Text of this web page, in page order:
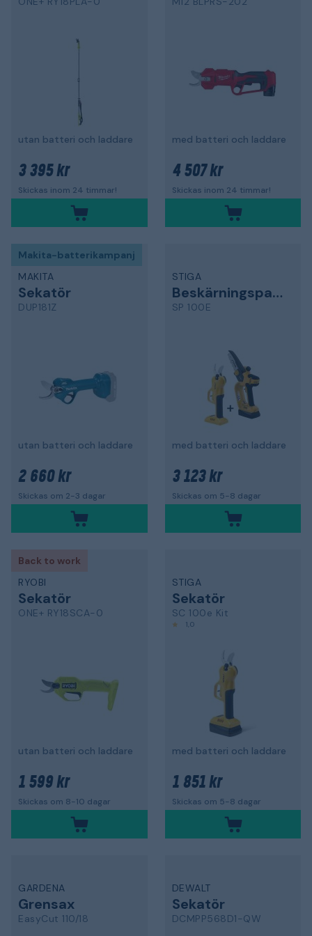
utan batteri och laddare
3 395 kr
Skickas inom 24 timmar!
med batteri och laddare
4 507 kr
Skickas inom 24 timmar!
Makita-batterikampanj
MAKITA
Sekatör
DUP181Z
utan batteri och laddare
2 660 kr
Skickas om 2-3 dagar
STIGA
Beskärningspaket
SP 100E
med batteri och laddare
3 123 kr
Skickas om 5-8 dagar
Back to work
RYOBI
Sekatör
ONE+ RY18SCA-0
utan batteri och laddare
1 599 kr
Skickas om 8-10 dagar
STIGA
Sekatör
SC 100e Kit
1,0
med batteri och laddare
1 851 kr
Skickas om 5-8 dagar
GARDENA
Grensax
EasyCut 110/18
DEWALT
Sekatör
DCMPP568D1-QW